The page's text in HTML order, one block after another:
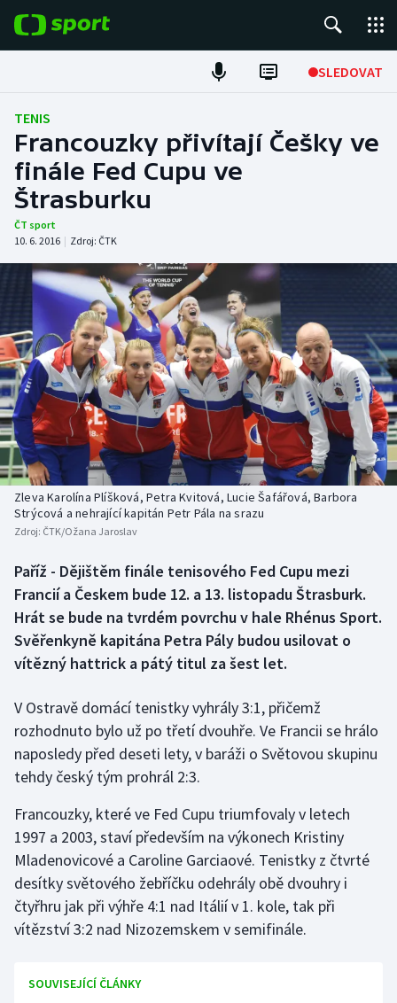
SLEDOVAT
Fotbal
Hokej
Tenis
Atletika
Cyklistika
DALŠÍ SPORTY
Americký fotbal
Baseball a softbal
Basketbal
Biatlon
Boby a skeleton
Box
Curling
Dostihy
Florbal
Futsal
Gymnastika
Házená
Jezdectví
NEPŘEHLÉDNĚTE
Soutěže
Historické návraty
Aplikace ČT sport
AZ kvíz
TENIS
Francouzky přivítají Češky ve
finále Fed Cupu ve
Štrasburku
ČT sport
10. 6. 2016 | Zdroj: ČTK
Zleva Karolína Plíšková, Petra Kvitová, Lucie Šafářová, Barbora
Strýcová a nehrající kapitán Petr Pála na srazu
Zdroj: ČTK/Ožana Jaroslav
Paříž - Dějištěm finále tenisového Fed Cupu mezi
Francií a Českem bude 12. a 13. listopadu Štrasburk.
Hrát se bude na tvrdém povrchu v hale Rhénus Sport.
Svěřenkyně kapitána Petra Pály budou usilovat o
vítězný hattrick a pátý titul za šest let.
V Ostravě domácí tenistky vyhrály 3:1, přičemž
rozhodnuto bylo už po třetí dvouhře. Ve Francii se hrálo
naposledy před deseti lety, v baráži o Světovou skupinu
tehdy český tým prohrál 2:3.
Francouzky, které ve Fed Cupu triumfovaly v letech
1997 a 2003, staví především na výkonech Kristiny
Mladenovicové a Caroline Garciaové. Tenistky z čtvrté
desítky světového žebříčku odehrály obě dvouhry i
čtyřhru jak při výhře 4:1 nad Itálií v 1. kole, tak při
vítězství 3:2 nad Nizozemskem v semifinále.
SOUVISEJÍCÍ ČLÁNKY